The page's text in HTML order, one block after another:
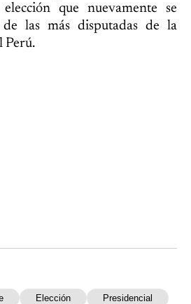
que nuevamente se
las más disputadas de la
Perú.
Elección Presidencial